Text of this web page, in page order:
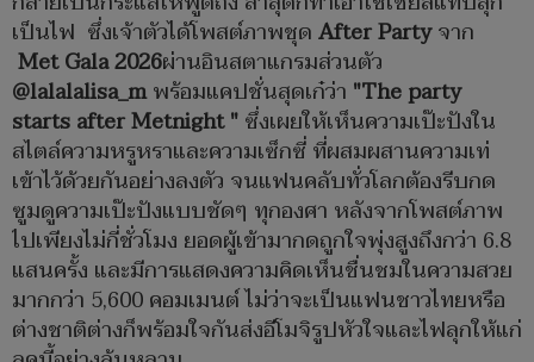
เป็นไฟ ซึ่งเจ้าตัวได้โพสต์ภาพชุดAfter Partyจาก
Met Gala 2026ผ่านอินสตาแกรมส่วนตัว
@lalalalisa_mพร้อมแคปชั่นสุดเก๋ว่า "The party
starts after Metnight "ซึ่งเผยให้เห็นความเป๊ะปังใน
สไตล์ความหรูหราและความเซ็กซี่ ที่ผสมผสานความเท่
เข้าไว้ด้วยกันอย่างลงตัว จนแฟนคลับทั่วโลกต้องรีบกด
ซูมดูความเป๊ะปังแบบชัดๆ ทุกองศา หลังจากโพสต์ภาพ
ไปเพียงไม่กี่ชั่วโมง ยอดผู้เข้ามากดถูกใจพุ่งสูงถึงกว่า 6.8
แสนครั้ง และมีการแสดงความคิดเห็นชื่นชมในความสวย
มากกว่า 5,600 คอมเมนต์ ไม่ว่าจะเป็นแฟนชาวไทยหรือ
ต่างชาติต่างก็พร้อมใจกันส่งอีโมจิรูปหัวใจและไฟลุกให้แก่